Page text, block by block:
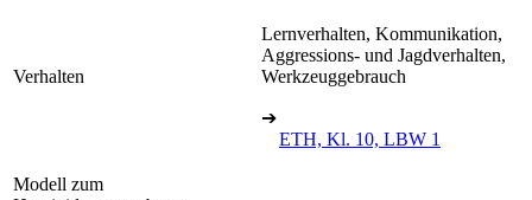
Verhalten
Lernverhalten, Kommunikation,
Aggressions- und Jagdverhalten,
Werkzeuggebrauch
➔
ETH, Kl. 10, LBW 1
Modell zum